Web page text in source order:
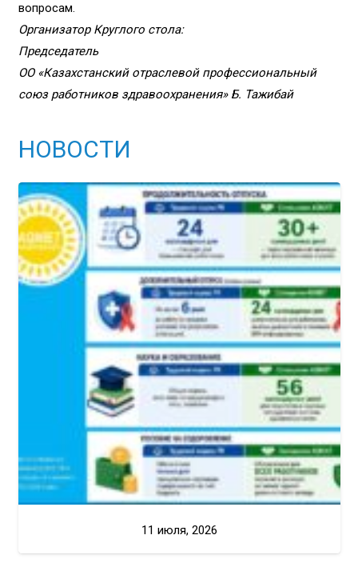
вопросам.
Организатор Круглого стола:
Председатель
ОО «Казахстанский отраслевой профессиональный
союз работников здравоохранения» Б. Тажибай
НОВОСТИ
11 июля, 2026